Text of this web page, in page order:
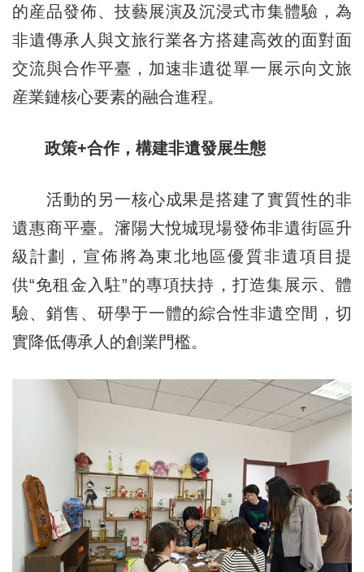
的産品發佈、技藝展演及沉浸式市集體驗，為
非遺傳承人與文旅行業各方搭建高效的面對面
交流與合作平臺，加速非遺從單一展示向文旅
産業鏈核心要素的融合進程。
政策+合作，構建非遺發展生態
活動的另一核心成果是搭建了實質性的非
遺惠商平臺。瀋陽大悅城現場發佈非遺街區升
級計劃，宣佈將為東北地區優質非遺項目提
供“免租金入駐”的專項扶持，打造集展示、體
驗、銷售、研學于一體的綜合性非遺空間，切
實降低傳承人的創業門檻。